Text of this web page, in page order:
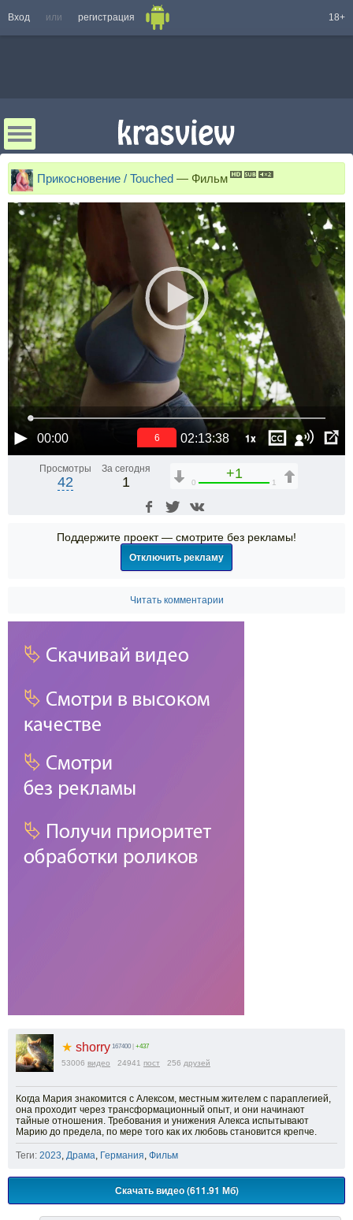
Вход или регистрация 18+
Прикосновение / Touched — Фильм
00:00 02:13:38 1x
6
Просмотры
42
За сегодня
1
+1
0 1
Поддержите проект — смотрите без рекламы!
Отключить рекламу
Читать комментарии
★ shorry 167400 +437
53006 видео 24941 пост 256 друзей
Когда Мария знакомится с Алексом, местным жителем с параплегией,
она проходит через трансформационный опыт, и они начинают
тайные отношения. Требования и унижения Алекса испытывают
Марию до предела, по мере того как их любовь становится крепче.
Теги: 2023, Драма, Германия, Фильм
Скачать видео (611.91 Мб)